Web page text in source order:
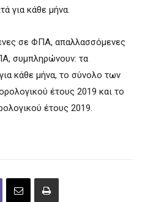
για κάθε μήνα.
σε ΦΠΑ, απαλλασσόμενες
συμπληρώνουν: τα
κάθε μήνα, το σύνολο των
έτους 2019 και το
έτους 2019.